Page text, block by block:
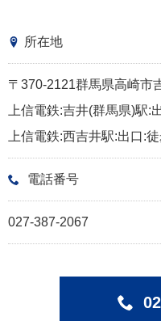
所在地
〒370-2121群馬県高崎市
上信電鉄:吉井(群馬県)駅:
上信電鉄:西吉井駅:出口:
電話番号
027-387-2067